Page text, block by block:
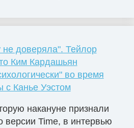
доверяла". Тейлор
Ким Кардашьян
во время
с Канье Уэстом
накануне признали
версии Time, в интервью